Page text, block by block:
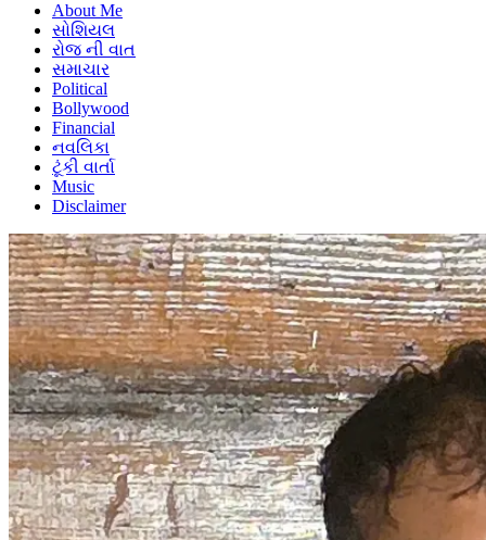
About Me
સોશિયલ
રોજ ની વાત
સમાચાર
Political
Bollywood
Financial
નવલિકા
ટૂંકી વાર્તા
Music
Disclaimer